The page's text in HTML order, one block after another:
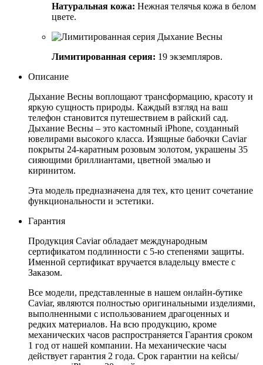
Натуральная кожа: Нежная телячья кожа в белом
цвете.
Лимитированная серия: 19 экземпляров.
Описание
Дыхание Весны воплощают трансформацию, красоту и
яркую сущность природы. Каждый взгляд на ваш
телефон становится путешествием в райский сад.
Дыхание Весны – это кастомный iPhone, созданный
ювелирами высокого класса. Изящные бабочки Caviar
покрыты 24-каратным розовым золотом, украшены 35
сияющими бриллиантами, цветной эмалью и
киринитом.
Эта модель предназначена для тех, кто ценит сочетание
функциональности и эстетики.
Гарантия
Продукция Caviar обладает международным
сертификатом подлинности с 5-ю степенями защиты.
Именной сертификат вручается владельцу вместе с
Заказом.
Все модели, представленные в нашем онлайн-бутике
Caviar, являются полностью оригинальными изделиями,
выполненными с использованием драгоценных и
редких материалов. На всю продукцию, кроме
механических часов распространяется Гарантия сроком
1 год от нашей компании. На механические часы
действует гарантия 2 года. Срок гарантии на кейсы/